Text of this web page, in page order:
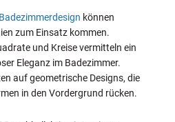
Badezimmerdesign können
zum Einsatz kommen.
und Kreise vermitteln ein
Eleganz im Badezimmer.
auf geometrische Designs, die
in den Vordergrund rücken.